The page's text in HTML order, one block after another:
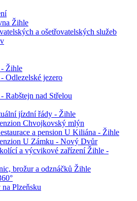
Žihle
a ošetřovatelských služeb
Žihle
Odlezelské jezero
Rabštejn nad Střelou
jízdní řády - Žihle
Chvojkovský mlýn
a pension U Kiliána - Žihle
U Zámku - Nový Dvůr
a výcvikové zařízení Žihle -
brožur a odznáčků Žihle
Plzeňsku